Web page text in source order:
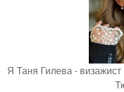
Я Таня Гилева - визажист